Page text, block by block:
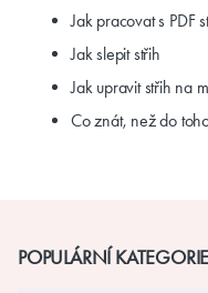
Jak pracovat s PDF
Jak slepit střih
Jak upravit střih na
Co znát, než do
POPULÁRNÍ KATEGORIE